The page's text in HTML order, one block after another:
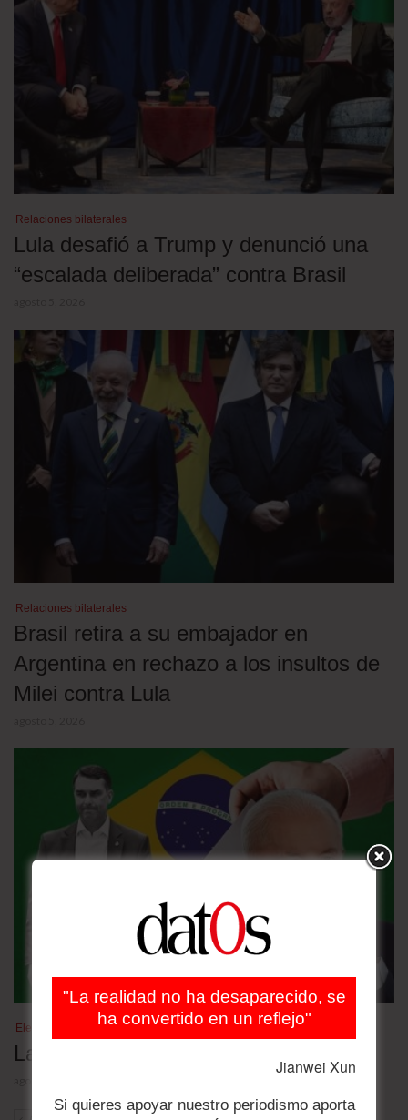
Relaciones bilaterales
Lula desafió a Trump y denunció una
“escalada deliberada” contra Brasil
Relaciones bilaterales
Brasil retira a su embajador en
Argentina en rechazo a los insultos de
Milei contra Lula
Elecciones Brasil 2026
Las nuevas encuestas
"La realidad no ha desaparecido, se
ha convertido en un reflejo"
Jianwei Xun
Si quieres apoyar nuestro periodismo aporta